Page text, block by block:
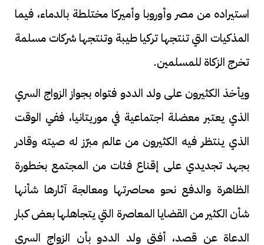
استيراده من مصر وأوروبا وأميركا مختلطة بالدماء، فيما
المذكيات التي تنتجها تركيا طيبة وتنتجها شركات مسلمة
تخرج الزكاة للمسلمين.
ويأخذ الكثيرون على ولد الددو فتواه بجواز الزواج السري
الذي يعتبر معضلة اجتماعية في موريتانيا، ففي الوقت
الذي ينتظر فيه الكثيرون من عالم مبرّز له صيته وقادر
بجهد تجديدي على إقناع فئات من المجتمع بخطورة
الظاهرة والدفع نحو محاصرتها ومعالجة آثارها شأنها
شأن الكثير من القضايا المعاصرة التي يتجاهلها بعض كبار
الدعاة عن قصد، أفتى ولد الددو بأن الزواج السري